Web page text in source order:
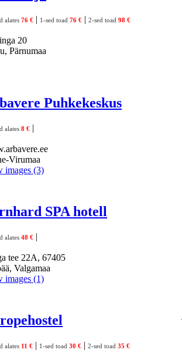
alates 76 € | 1-sed toad 76 € | 2-sed toad 98 €
20
Pärnumaa
Puhkekeskus
alates 8 € |
Virumaa
images (3)
SPA hotell
alates 48 € |
tee 22A, 67405
Valgamaa
images (1)
alates 11 € | 1-sed toad 30 € | 2-sed toad 35 €